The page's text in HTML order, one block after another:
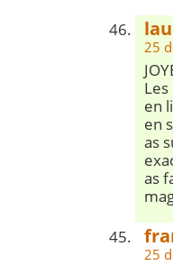
25
en
en
as
as
25